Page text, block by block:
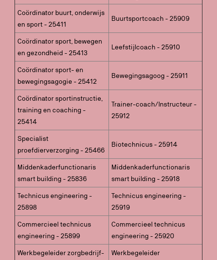
Coördinator buurt, onderwijs
en sport - 25411
Buurtsportcoach - 25909
Coördinator sport, bewegen
en gezondheid - 25413
Leefstijlcoach - 25910
Coördinator sport- en
bewegingsagogie - 25412
Bewegingsagoog - 25911
Coördinator sportinstructie,
training en coaching -
25414
Trainer-coach/Instructeur -
25912
Specialist
proefdierverzorging - 25466
Biotechnicus - 25914
Middenkaderfunctionaris
smart building - 25836
Middenkaderfunctionaris
smart building - 25918
Technicus engineering -
25898
Technicus engineering -
25919
Commercieel technicus
engineering - 25899
Commercieel technicus
engineering - 25920
Werkbegeleider zorgbedrijf-
Werkbegeleider